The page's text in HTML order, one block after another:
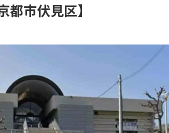
市伏見区】